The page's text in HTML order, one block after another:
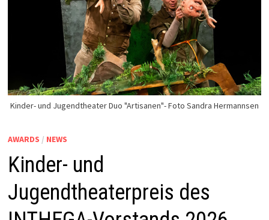
Kinder- und Jugendtheater Duo "Artisanen"- Foto Sandra Hermannsen
AWARDS / NEWS
Kinder- und
Jugendtheaterpreis des